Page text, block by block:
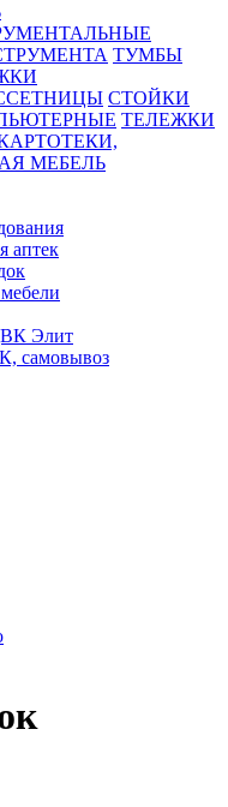
ТУМБЫ
СТОЙКИ
ТЕЛЕЖКИ
МЕБЕЛЬ
аптек
Элит
самовывоз